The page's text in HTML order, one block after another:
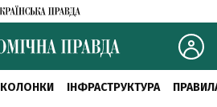
КОЛОНКИ ІНФРАСТРУКТУРА